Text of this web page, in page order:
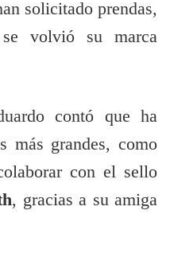
solicitado prendas,
volvió su marca
contó que ha
más grandes, como
con el sello
, gracias a su amiga